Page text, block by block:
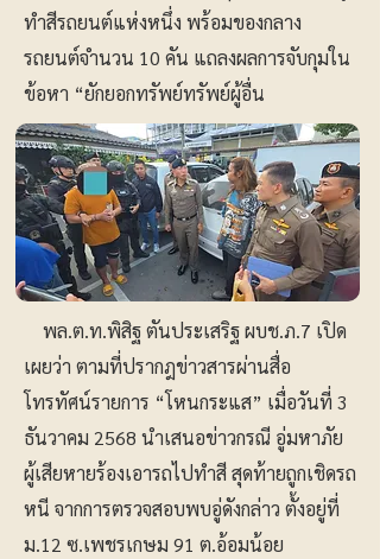
ทำสีรถยนต์แห่งหนึ่ง พร้อมของกลาง
รถยนต์จำนวน 10 คัน แถลงผลการจับกุมใน
ข้อหา “ยักยอกทรัพย์ทรัพย์ผู้อื่น
พล.ต.ท.พิสิฐ ตันประเสริฐ ผบช.ภ.7 เปิด
เผยว่า ตามที่ปรากฎข่าวสารผ่านสื่อ
โทรทัศน์รายการ “โหนกระแส” เมื่อวันที่ 3
ธันวาคม 2568 นำเสนอข่าวกรณี อู่มหาภัย
ผู้เสียหายร้องเอารถไปทำสี สุดท้ายถูกเชิดรถ
หนี จากการตรวจสอบพบอู่ดังกล่าว ตั้งอยู่ที่
ม.12 ซ.เพชรเกษม 91 ต.อ้อมน้อย